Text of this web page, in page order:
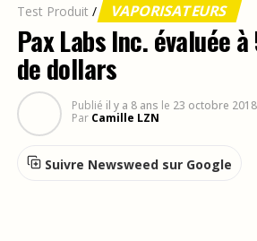
Test Produit / VAPORISATEURS
Pax Labs Inc. évaluée
de dollars
Publié il y a 8 ans le 23 octobre 2018
Par Camille LZN
Suivre Newsweed sur Google